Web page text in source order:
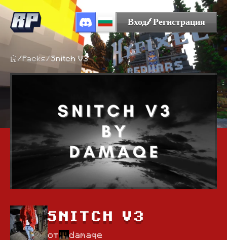
Вход/Регистрация
/ Packs/Snitch V3
SNITCH V3
от damaqe